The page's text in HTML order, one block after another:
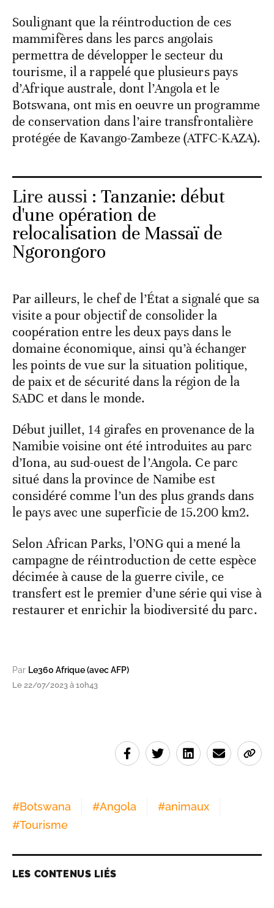
Soulignant que la réintroduction de ces
mammifères dans les parcs angolais
permettra de développer le secteur du
tourisme, il a rappelé que plusieurs pays
d’Afrique australe, dont l’Angola et le
Botswana, ont mis en oeuvre un programme
de conservation dans l’aire transfrontalière
protégée de Kavango-Zambeze (ATFC-KAZA).
Lire aussi :Tanzanie: début
d'une opération de
relocalisation de Massaï de
Ngorongoro
Par ailleurs, le chef de l’État a signalé que sa
visite a pour objectif de consolider la
coopération entre les deux pays dans le
domaine économique, ainsi qu’à échanger
les points de vue sur la situation politique,
de paix et de sécurité dans la région de la
SADC et dans le monde.
Début juillet, 14 girafes en provenance de la
Namibie voisine ont été introduites au parc
d’Iona, au sud-ouest de l’Angola. Ce parc
situé dans la province de Namibe est
considéré comme l’un des plus grands dans
le pays avec une superficie de 15.200 km2.
Selon African Parks, l’ONG qui a mené la
campagne de réintroduction de cette espèce
décimée à cause de la guerre civile, ce
transfert est le premier d’une série qui vise à
restaurer et enrichir la biodiversité du parc.
Par Le360 Afrique (avec AFP)
Le 22/07/2023 à 10h43
#Botswana #Angola #animaux
#Tourisme
LES CONTENUS LIÉS